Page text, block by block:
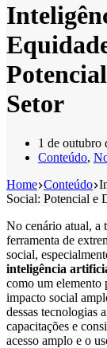
Setor
1 de outubro
Conteúdo,
Home Conteúdo
Social: Potencial e
No cenário atual, a
ferramenta de
social,
inteligência
como um elemento
impacto social
dessas tecnologias
capacitações e
acesso amplo e o